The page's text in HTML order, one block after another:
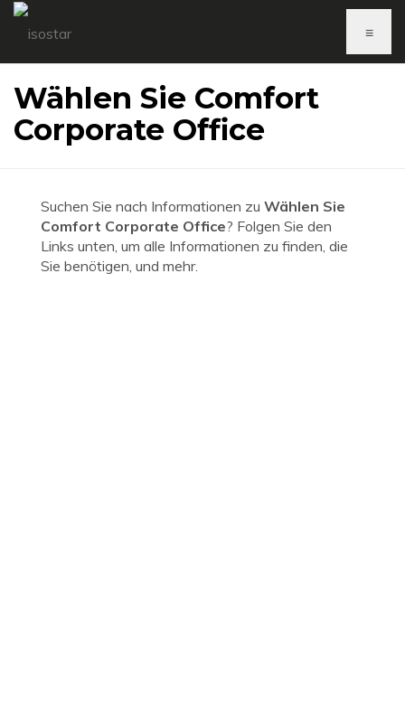
≡
Wählen Sie Comfort
Corporate Office
Suchen Sie nach Informationen zu Wählen Sie
Comfort Corporate Office? Folgen Sie den
Links unten, um alle Informationen zu finden, die
Sie benötigen, und mehr.